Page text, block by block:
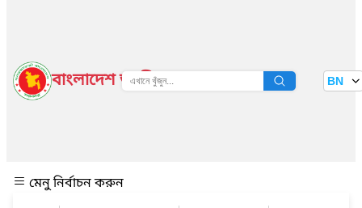
বাংলাদেশ জাতীয় তথ্য বাতায়ন BN
মেনু নির্বাচন করুন